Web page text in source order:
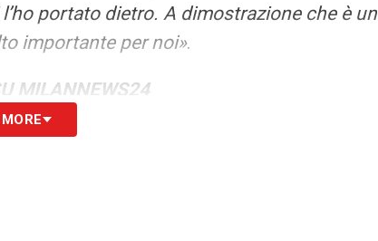
portato dietro. A dimostrazione che è un
importante per noi».
MILANNEWS24